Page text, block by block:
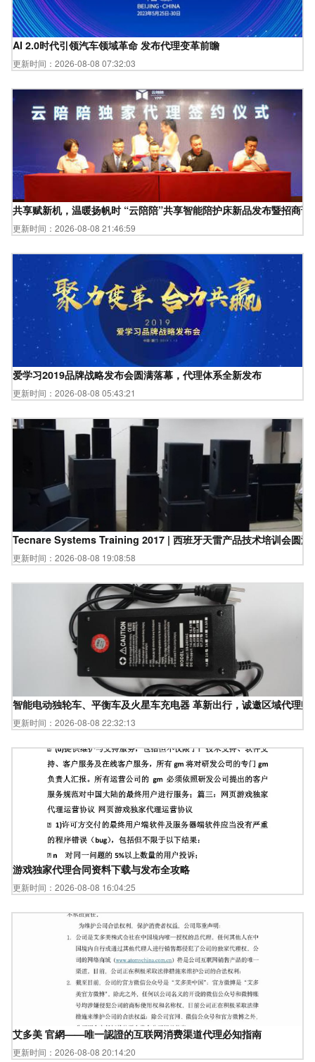
AI 2.0时代引领汽车领域革命 发布代理变革前瞻
更新时间：2026-08-08 07:32:03
共享赋新机，温暖扬帆时 “云陪陪”共享智能陪护床新品发布暨招商说
更新时间：2026-08-08 21:46:59
爱学习2019品牌战略发布会圆满落幕，代理体系全新发布
更新时间：2026-08-08 05:43:21
Tecnare Systems Training 2017 | 西班牙天雷产品技术培训会圆满
更新时间：2026-08-08 19:08:58
智能电动独轮车、平衡车及火星车充电器 革新出行，诚邀区域代理赋
更新时间：2026-08-08 22:32:13
游戏独家代理合同资料下载与发布全攻略
更新时间：2026-08-08 16:04:25
艾多美 官網——唯一認證的互联网消费渠道代理必知指南
更新时间：2026-08-08 20:14:20